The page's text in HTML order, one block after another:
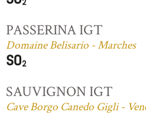
PASSERINA IGT
Domaine Belisario - Marches
SAUVIGNON IGT
Cave Borgo Canedo Gigli -